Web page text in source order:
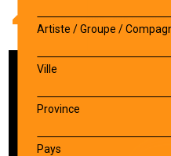
AccueilArtiste - Louis-Jean Cormier
Artiste / Groupe /
Ville
Province
Pays